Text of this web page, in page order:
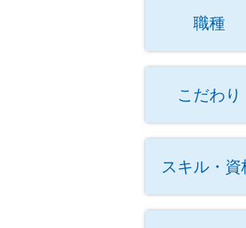
職種
こだわり
スキル・資